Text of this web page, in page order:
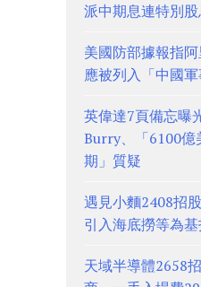
派中期息連特別
美國防部據報指
應被列入「中國軍
英偉達7頁備忘
Burry、「6100億
期」質疑
遇見小麵2408招
引入海底撈等為
天域半導體2658